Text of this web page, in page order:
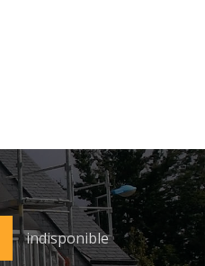
indisponible